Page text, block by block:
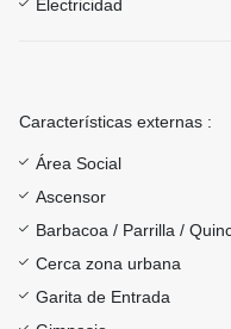
Electricidad
Características externas :
Área Social
Ascensor
Barbacoa / Parrilla /
Cerca zona urbana
Garita de Entrada